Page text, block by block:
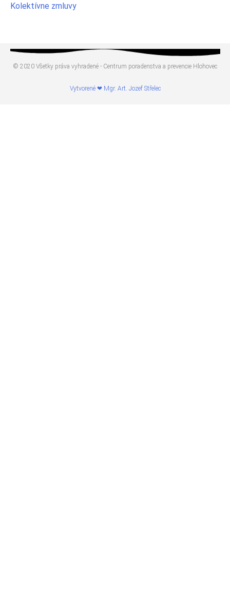
Kolektívne zmluvy
© 2020 Všetky práva vyhradené - Centrum poradenstva a prevencie Hlohovec
Vytvorené ❤ Mgr. Art. Jozef Střelec